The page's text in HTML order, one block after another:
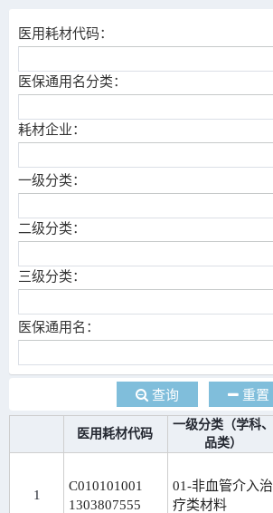
医用耗材代码：
医保通用名分类：
耗材企业：
一级分类：
二级分类：
三级分类：
医保通用名：
查询 重置
医用耗材代码
一级分类（学科、
品类）
1
C010101001
1303807555
01-非血管介入治
疗类材料